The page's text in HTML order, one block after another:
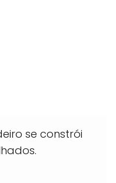
se constrói